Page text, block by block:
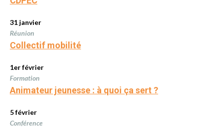
31 janvier
Réunion
Collectif mobilité
1er février
Formation
Animateur jeunesse : à quoi ça sert ?
5 février
Conférence